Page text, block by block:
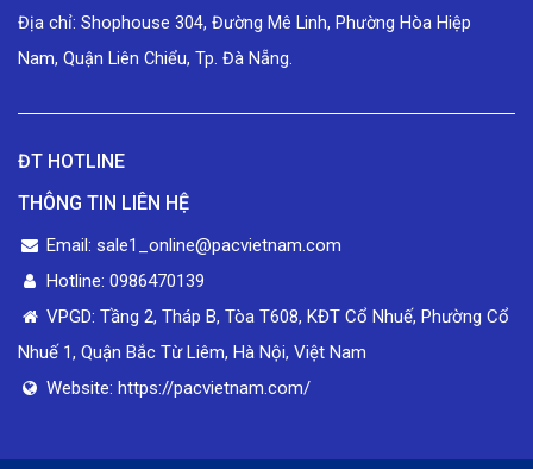
Địa chỉ: Shophouse 304, Đường Mê Linh, Phường Hòa Hiệp
Nam, Quận Liên Chiểu, Tp. Đà Nẵng.
ĐT HOTLINE
THÔNG TIN LIÊN HỆ
Email: sale1_online@pacvietnam.com
Hotline: 0986470139
VPGD: Tầng 2, Tháp B, Tòa T608, KĐT Cổ Nhuế, Phường Cổ
Nhuế 1, Quận Bắc Từ Liêm, Hà Nội, Việt Nam
Website: https://pacvietnam.com/